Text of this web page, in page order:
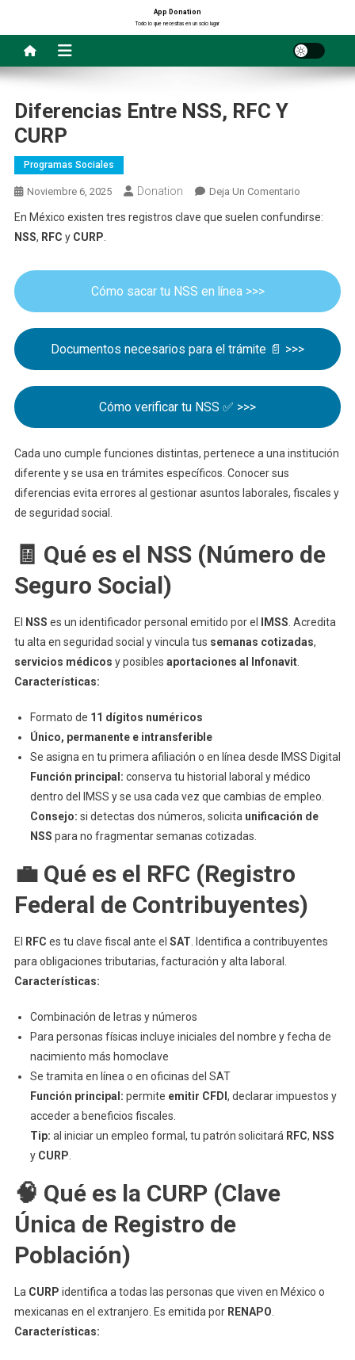
contenido
App Donation
Todo lo que necesitas en un solo lugar
Diferencias Entre NSS, RFC Y
CURP
Programas Sociales
Noviembre 6, 2025 Donation Deja Un ComentarioEn
En México existen tres registros clave que suelen confundirse:
NSS, RFC y CURP
Cómo sacar tu NSS en línea >>>
Documentos necesarios para el trámite 📄 >>>
Cómo verificar tu NSS ✅ >>>
Cada uno cumple funciones distintas, pertenece a una institución
diferente y se usa en trámites específicos. Conocer sus
diferencias evita errores al gestionar asuntos laborales, fiscales y
de seguridad social.
🧾 Qué es el NSS (Número de
Seguro Social)
El NSS es un identificador personal emitido por el IMSS . Acredita
tu alta en seguridad social y vincula tus semanas cotizadas,
servicios médicos y posibles aportaciones al Infonavit.
Características:
Formato de 11 dígitos numéricos
Único, permanente e intransferible
Se asigna en tu primera afiliación o en línea desde IMSS Digital
Función principal: conserva tu historial laboral y médico
dentro del IMSS y se usa cada vez que cambias de empleo.
Consejo: si detectas dos números, solicita unificación de
NSS para no fragmentar semanas cotizadas.
💼 Qué es el RFC (Registro
Federal de Contribuyentes)
El RFC es tu clave fiscal ante el SAT . Identifica a contribuyentes
para obligaciones tributarias, facturación y alta laboral.
Características:
Combinación de letras y números
Para personas físicas incluye iniciales del nombre y fecha de
nacimiento más homoclave
Se tramita en línea o en oficinas del SAT
Función principal: permite emitir CFDI , declarar impuestos y
acceder a beneficios fiscales.
Tip: al iniciar un empleo formal, tu patrón solicitará RFC, NSS
y CURP
🧠 Qué es la CURP (Clave
Única de Registro de
Población)
La CURP identifica a todas las personas que viven en México o
mexicanas en el extranjero. Es emitida por RENAPO
Características: